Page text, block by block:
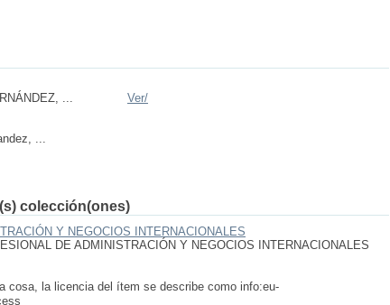
...
...
Ver/
colección(ones)
Y NEGOCIOS INTERNACIONALES
DE ADMINISTRACIÓN Y NEGOCIOS INTERNACIONALES
cosa, la licencia del ítem se describe como info:eu-